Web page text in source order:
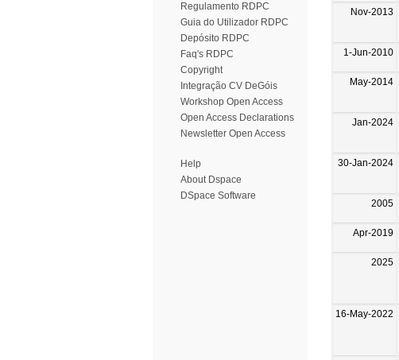
Regulamento RDPC
Guia do Utilizador RDPC
Depósito RDPC
Faq's RDPC
Copyright
Integração CV DeGóis
Workshop Open Access
Open Access Declarations
Newsletter Open Access
Help
About Dspace
DSpace Software
Nov-2013
1-Jun-2010
May-2014
Jan-2024
30-Jan-2024
2005
Apr-2019
2025
16-May-2022